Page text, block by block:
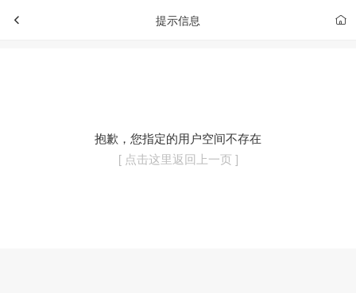
提示信息
抱歉，您指定的用户空间不存在
[ 点击这里返回上一页 ]